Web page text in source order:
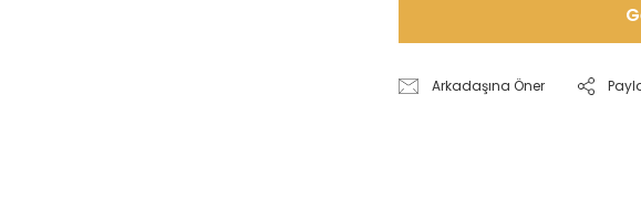
Arkadaşına Öner